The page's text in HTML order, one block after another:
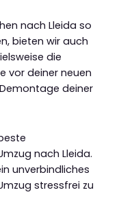
nach Lleida so
bieten wir auch
die
vor deiner neuen
deiner
nach Lleida.
unverbindliches
stressfrei zu